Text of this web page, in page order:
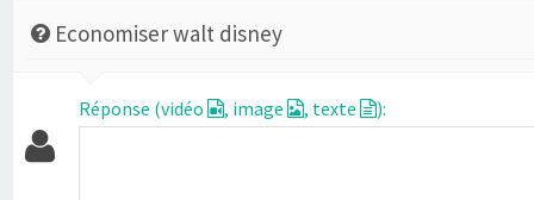
Economiser walt disney
Réponse (vidéo , image , texte ):